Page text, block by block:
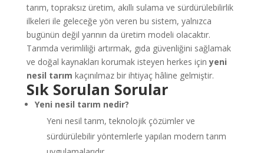
tarım, topraksız üretim, akıllı sulama ve sürdürülebilirlik
ilkeleri ile geleceğe yön veren bu sistem, yalnızca
bugünün değil yarının da üretim modeli olacaktır.
Tarımda verimliliği artırmak, gıda güvenliğini sağlamak
ve doğal kaynakları korumak isteyen herkes içinyeni
nesil tarım kaçınılmaz bir ihtiyaç hâline gelmiştir.
Sık Sorulan Sorular
Yeni nesil tarım nedir?
Yeni nesil tarım, teknolojik çözümler ve
sürdürülebilir yöntemlerle yapılan modern tarım